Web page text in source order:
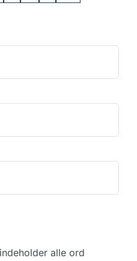
alle ord